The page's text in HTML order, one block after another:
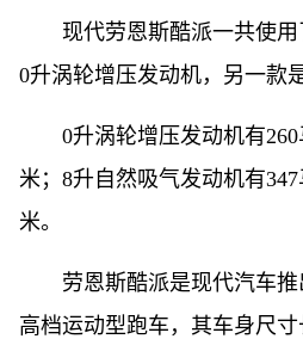
现代劳恩斯酷派一共使
0升涡轮增压发动机，另一款
0升涡轮增压发动机有
米；8升自然吸气发动机有
米。
劳恩斯酷派是现代汽车
高档运动型跑车，其车身尺